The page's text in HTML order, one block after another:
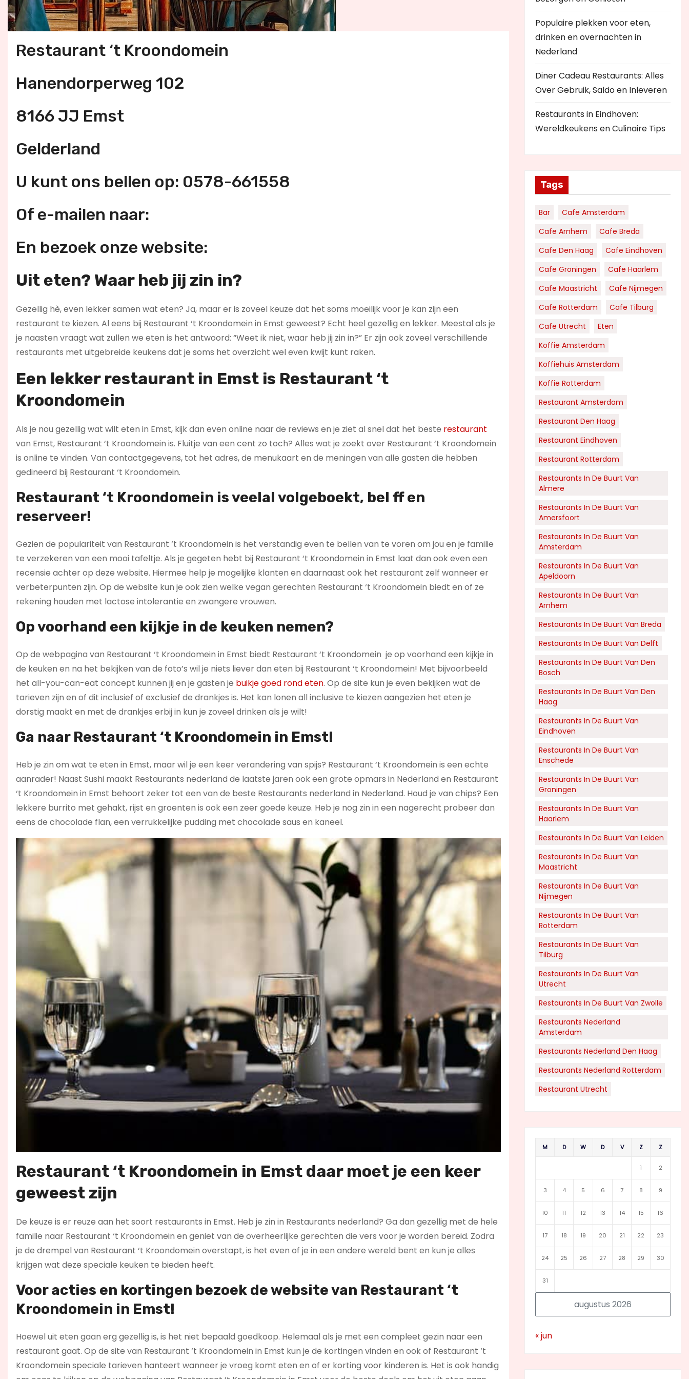
Restaurant ‘t Kroondomein
Hanendorperweg 102
8166 JJ Emst
Gelderland
U kunt ons bellen op: 0578-661558
Of e-mailen naar:
En bezoek onze website:
Uit eten? Waar heb jij zin in?
Gezellig hè, even lekker samen wat eten? Ja, maar er is zoveel keuze dat het soms moeilijk voor je kan zijn een
restaurant te kiezen. Al eens bij Restaurant ‘t Kroondomein in Emst geweest? Echt heel gezellig en lekker. Meestal als je
je naasten vraagt wat zullen we eten is het antwoord: “Weet ik niet, waar heb jij zin in?” Er zijn ook zoveel verschillende
restaurants met uitgebreide keukens dat je soms het overzicht wel even kwijt kunt raken.
Een lekker restaurant in Emst is Restaurant ‘t
Kroondomein
Als je nou gezellig wat wilt eten in Emst, kijk dan even online naar de reviews en je ziet al snel dat het beste restaurant
van Emst, Restaurant ‘t Kroondomein is. Fluitje van een cent zo toch? Alles wat je zoekt over Restaurant ‘t Kroondomein
is online te vinden. Van contactgegevens, tot het adres, de menukaart en de meningen van alle gasten die hebben
gedineerd bij Restaurant ‘t Kroondomein.
Restaurant ‘t Kroondomein is veelal volgeboekt, bel ff en
reserveer!
Gezien de populariteit van Restaurant ‘t Kroondomein is het verstandig even te bellen van te voren om jou en je familie
te verzekeren van een mooi tafeltje. Als je gegeten hebt bij Restaurant ‘t Kroondomein in Emst laat dan ook even een
recensie achter op deze website. Hiermee help je mogelijke klanten en daarnaast ook het restaurant zelf wanneer er
verbeterpunten zijn. Op de website kun je ook zien welke vegan gerechten Restaurant ‘t Kroondomein biedt en of ze
rekening houden met lactose intolerantie en zwangere vrouwen.
Op voorhand een kijkje in de keuken nemen?
Op de webpagina van Restaurant ‘t Kroondomein in Emst biedt Restaurant ‘t Kroondomein je op voorhand een kijkje in
de keuken en na het bekijken van de foto’s wil je niets liever dan eten bij Restaurant ‘t Kroondomein! Met bijvoorbeeld
het all-you-can-eat concept kunnen jij en je gasten je buikje goed rond eten. Op de site kun je even bekijken wat de
tarieven zijn en of dit inclusief of exclusief de drankjes is. Het kan lonen all inclusive te kiezen aangezien het eten je
dorstig maakt en met de drankjes erbij in kun je zoveel drinken als je wilt!
Ga naar Restaurant ‘t Kroondomein in Emst!
Heb je zin om wat te eten in Emst, maar wil je een keer verandering van spijs? Restaurant ‘t Kroondomein is een echte
aanrader! Naast Sushi maakt Restaurants nederland de laatste jaren ook een grote opmars in Nederland en Restaurant
‘t Kroondomein in Emst behoort zeker tot een van de beste Restaurants nederland in Nederland. Houd je van chips? Een
lekkere burrito met gehakt, rijst en groenten is ook een zeer goede keuze. Heb je nog zin in een nagerecht probeer dan
eens de chocolade flan, een verrukkelijke pudding met chocolade saus en kaneel.
Restaurant ‘t Kroondomein in Emst daar moet je een keer
geweest zijn
De keuze is er reuze aan het soort restaurants in Emst. Heb je zin in Restaurants nederland? Ga dan gezellig met de hele
familie naar Restaurant ‘t Kroondomein en geniet van de overheerlijke gerechten die vers voor je worden bereid. Zodra
je de drempel van Restaurant ‘t Kroondomein overstapt, is het even of je in een andere wereld bent en kun je alles
krijgen wat deze speciale keuken te bieden heeft.
Voor acties en kortingen bezoek de website van Restaurant ‘t
Kroondomein in Emst!
Hoewel uit eten gaan erg gezellig is, is het niet bepaald goedkoop. Helemaal als je met een compleet gezin naar een
restaurant gaat. Op de site van Restaurant ‘t Kroondomein in Emst kun je de kortingen vinden en ook of Restaurant ‘t
Kroondomein speciale tarieven hanteert wanneer je vroeg komt eten en of er korting voor kinderen is. Het is ook handig
Populaire plekken voor eten,
drinken en overnachten in
Nederland
Diner Cadeau Restaurants: Alles
Over Gebruik, Saldo en Inleveren
Restaurants in Eindhoven:
Wereldkeukens en Culinaire Tips
Tags
Bar
Cafe Amsterdam
Cafe Arnhem
Cafe Breda
Cafe Den Haag
Cafe Eindhoven
Cafe Groningen
Cafe Haarlem
Cafe Maastricht
Cafe Nijmegen
Cafe Rotterdam
Cafe Tilburg
Cafe Utrecht
Eten
Koffie Amsterdam
Koffiehuis Amsterdam
Koffie Rotterdam
Restaurant Amsterdam
Restaurant Den Haag
Restaurant Eindhoven
Restaurant Rotterdam
Restaurants In De Buurt Van
Almere
Restaurants In De Buurt Van
Amersfoort
Restaurants In De Buurt Van
Amsterdam
Restaurants In De Buurt Van
Apeldoorn
Restaurants In De Buurt Van
Arnhem
Restaurants In De Buurt Van Breda
Restaurants In De Buurt Van Delft
Restaurants In De Buurt Van Den
Bosch
Restaurants In De Buurt Van Den
Haag
Restaurants In De Buurt Van
Eindhoven
Restaurants In De Buurt Van
Enschede
Restaurants In De Buurt Van
Groningen
Restaurants In De Buurt Van
Haarlem
Restaurants In De Buurt Van Leiden
Restaurants In De Buurt Van
Maastricht
Restaurants In De Buurt Van
Nijmegen
Restaurants In De Buurt Van
Rotterdam
Restaurants In De Buurt Van
Tilburg
Restaurants In De Buurt Van
Utrecht
Restaurants In De Buurt Van Zwolle
Restaurants Nederland
Amsterdam
Restaurants Nederland Den Haag
Restaurants Nederland Rotterdam
Restaurant Utrecht
augustus 2026
M D W D V Z Z
1 2
3 4 5 6 7 8 9
10 11 12 13 14 15 16
17 18 19 20 21 22 23
24 25 26 27 28 29 30
31
« jun